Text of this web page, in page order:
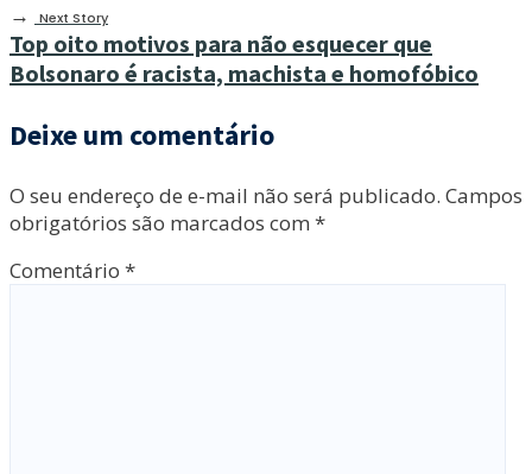
→ Next Story
Top oito motivos para não esquecer que
Bolsonaro é racista, machista e homofóbico
Deixe um comentário
O seu endereço de e-mail não será publicado. Campos
obrigatórios são marcados com *
Comentário *